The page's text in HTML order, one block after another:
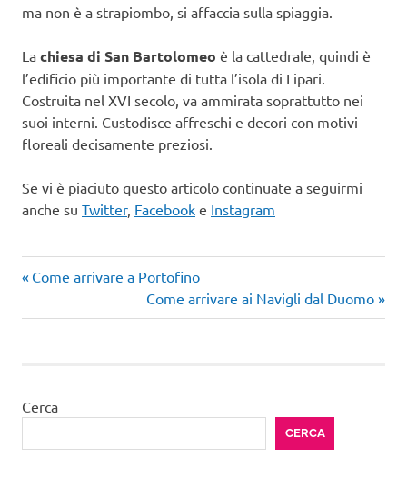
ma non è a strapiombo, si affaccia sulla spiaggia.
La chiesa di San Bartolomeo è la cattedrale, quindi è
l’edificio più importante di tutta l’isola di Lipari.
Costruita nel XVI secolo, va ammirata soprattutto nei
suoi interni. Custodisce affreschi e decori con motivi
floreali decisamente preziosi.
Se vi è piaciuto questo articolo continuate a seguirmi
anche su Twitter, Facebook e Instagram
Navigazione
articoli
Articolo
Come arrivare a Portofino
Articolo
successivo:
Come arrivare ai Navigli dal Duomo
Cerca
CERCA